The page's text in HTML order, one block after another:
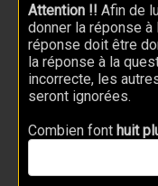
Attention !! Afin de
donner la réponse
réponse doit être
la réponse à la
incorrecte, les
seront ignorées.
Combien font huit